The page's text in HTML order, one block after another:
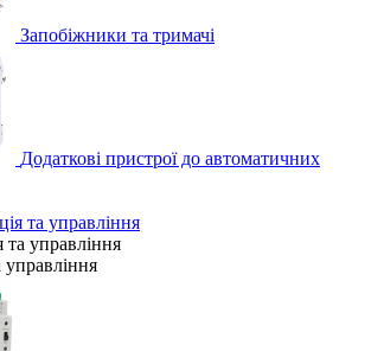
Запобіжники та тримачі
Додаткові пристрої до автоматичних
та управління
та управління
управління